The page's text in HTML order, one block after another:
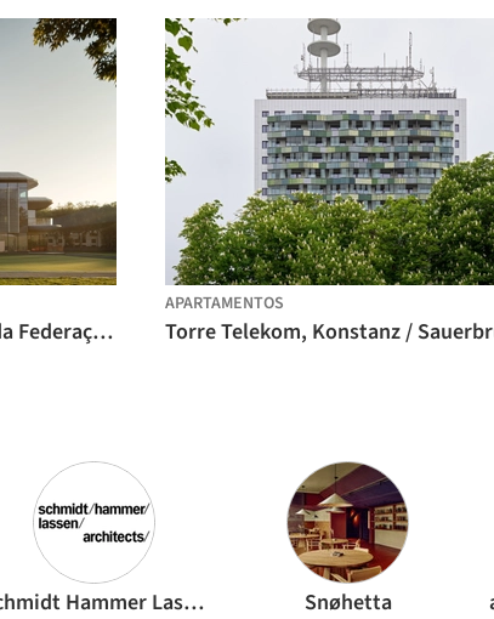
Centro de Alto Rendimento da Federação Mexicana de Futebol (CAR) / Gensler
APARTAMENTOS
Schmidt Hammer Lassen Architects Snøhetta